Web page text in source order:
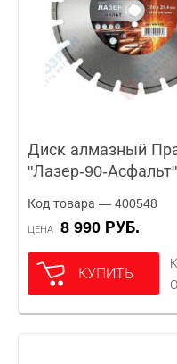
Диск алмазный
"Лазер-90-
Код товара — 400548
ЦЕНА 8 990 РУБ.
КУПИТЬ